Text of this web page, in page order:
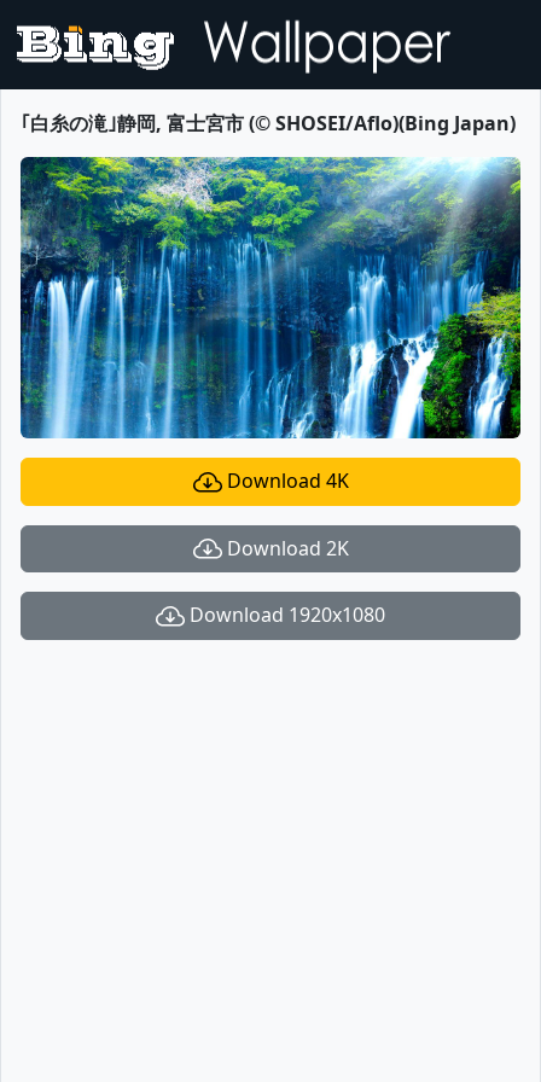
｢白糸の滝｣静岡, 富士宮市 (© SHOSEI/Aflo)(Bing Japan)
Download 4K
Download 2K
Download 1920x1080